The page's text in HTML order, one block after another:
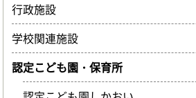
行政施設
学校関連施設
認定こども園・保育所